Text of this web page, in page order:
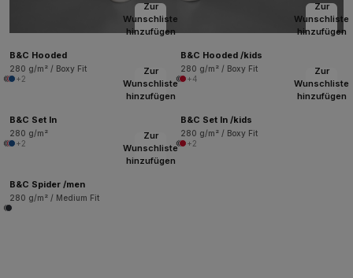
Zur
Wunschliste
hinzufügen
B&C Hooded
280 g/m² / Boxy Fit
+2
Zur
Wunschliste
hinzufügen
B&C Hooded /kids
280 g/m² / Boxy Fit
+4
Zur
Wunschliste
hinzufügen
B&C Set In
280 g/m²
+2
Zur
Wunschliste
hinzufügen
B&C Set In /kids
280 g/m² / Boxy Fit
+2
Zur
Wunschliste
hinzufügen
B&C Spider /men
280 g/m² / Medium Fit